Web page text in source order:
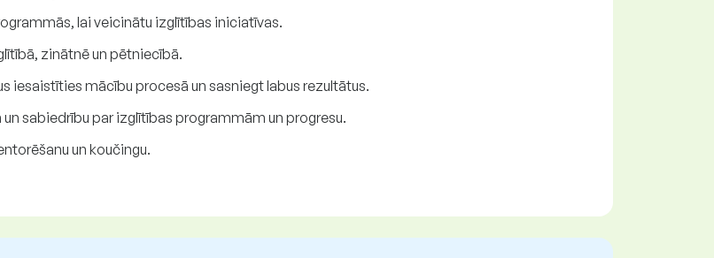
lai veicinātu izglītības iniciatīvas.
zinātnē un pētniecībā.
iesaistīties mācību procesā un sasniegt labus rezultātus.
sabiedrību par izglītības programmām un progresu.
un koučingu.